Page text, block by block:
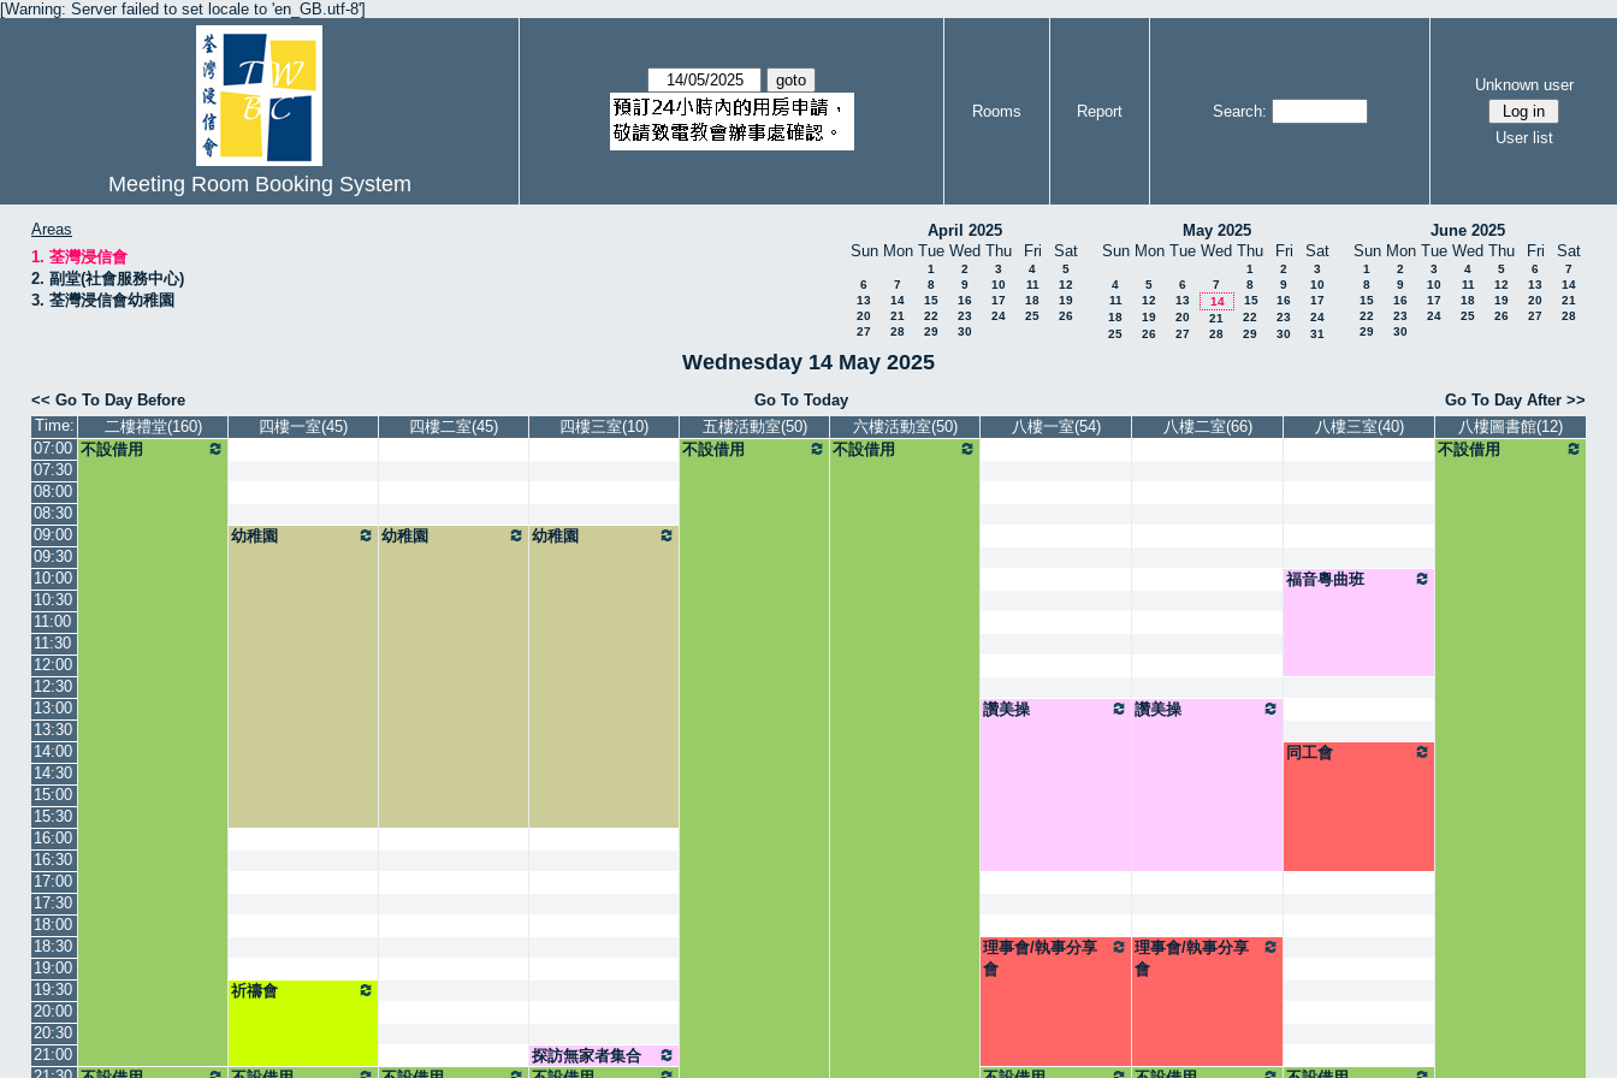
[Warning: Server failed to set locale to 'en_GB.utf-8']
Meeting Room Booking System
Rooms Report Search:
Unknown user
User list
Areas
1. 荃灣浸信會
2. 副堂(社會服務中心)
3. 荃灣浸信會幼稚園
April 2025
Sun Mon Tue Wed Thu Fri Sat
1 2 3 4
5
6
7 8 9 10 11
12
13
14 15 16 17 18
19
20
21 22 23 24 25
26
27
28 29 30
May 2025
Sun Mon Tue Wed Thu Fri Sat
1 2
3
4
5 6 7 8 9
10
11
12 13 14 15 16
17
18
19 20 21 22 23
24
25
26 27 28 29 30 31
June 2025
Sun Mon Tue Wed Thu Fri Sat
1 2 3 4 5 6
7
8
9 10 11 12 13
14
15
16 17 18 19 20
21
22
23 24 25 26 27
28
29
30
Wednesday 14 May 2025
<< Go To Day Before Go To Today
Go To Day After >>
Time:
二樓禮堂(160) 四樓一室(45) 四樓二室(45) 四樓三室(10) 五樓活動室(50) 六樓活動室(50) 八樓一室(54) 八樓二室(66) 八樓三室(40)
八樓圖書館(12)
07:00 不設借用 不設借用 不設借用
不設借用
07:30
08:00
08:30
09:00
幼稚園 幼稚園
幼稚園
09:30
10:00
福音粵曲班
10:30
11:00
11:30
12:00
12:30
13:00
讚美操
讚美操
13:30
14:00
同工會
14:30
15:00
15:30
16:00
16:30
17:00
17:30
18:00
18:30
理事會/執事分享
會
理事會/執事分享
會
19:00
19:30
祈禱會
20:00
20:30
21:00
探訪無家者集合